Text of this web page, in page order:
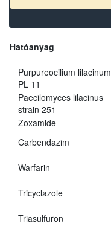
Hatóanyag
Purpureocilium lilacinum
PL 11
Paecilomyces lilacinus
strain 251
Zoxamide
Carbendazim
Warfarin
Tricyclazole
Triasulfuron